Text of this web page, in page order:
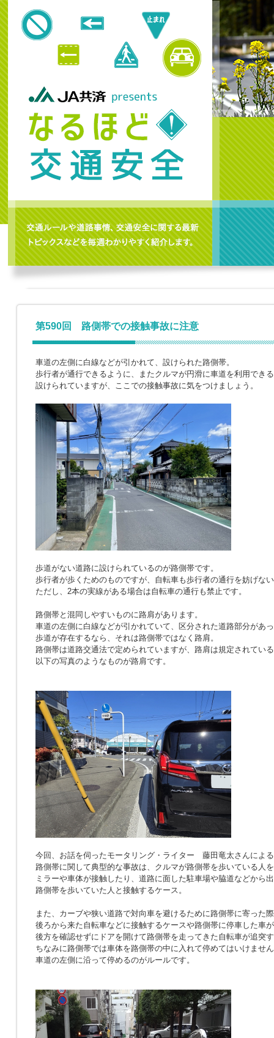
第590回 路側帯での接触事故に注意
車道の左側に白線などが引かれて、設けられた路側帯。
歩行者が通行できるように、またクルマが円滑に車道を利用でき
設けられていますが、ここでの接触事故に気をつけましょう。
歩道がない道路に設けられているのが路側帯です。
歩行者が歩くためのものですが、自転車も歩行者の通行を妨げな
ただし、2本の実線がある場合は自転車の通行も禁止です。
路側帯と混同しやすいものに路肩があります。
車道の左側に白線などが引かれていて、区分された道路部分があ
歩道が存在するなら、それは路側帯ではなく路肩。
路側帯は道路交通法で定められていますが、路肩は規定されてい
以下の写真のようなものが路肩です。
今回、お話を伺ったモータリング・ライター 藤田竜太さんによ
路側帯に関して典型的な事故は、クルマが路側帯を歩いている人
ミラーや車体が接触したり、道路に面した駐車場や脇道などから
路側帯を歩いていた人と接触するケース。
また、カーブや狭い道路で対向車を避けるために路側帯に寄った
後ろから来た自転車などに接触するケースや路側帯に停車した車
後方を確認せずにドアを開けて路側帯を走ってきた自転車が追突
ちなみに路側帯では車体を路側帯の中に入れて停めてはいけませ
車道の左側に沿って停めるのがルールです。